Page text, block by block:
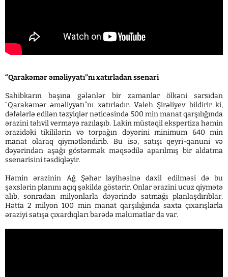
“Qarakəmər əməliyyatı”nı xatırladan ssenari
Sahibkarın başına gələnlər bir zamanlar ölkəni sarsıdan
“Qarakəmər əməliyyatı”nı xatırladır. Valeh Şirəliyev bildirir ki,
dəfələrlə edilən təzyiqlər nəticəsində 500 min manat qarşılığında
ərazini təhvil verməyə razılaşıb. Lakin müstəqil ekspertiza həmin
ərazidəki tikililərin və torpağın dəyərini minimum 640 min
manat olaraq qiymətləndirib. Bu isə, satışı qeyri-qanuni və
dəyərindən aşağı göstərmək məqsədilə aparılmış bir aldatma
ssenarisini təsdiqləyir.
Həmin ərazinin Ağ Şəhər layihəsinə daxil edilməsi də bu
şəxslərin planını açıq şəkildə göstərir. Onlar ərazini ucuz qiymətə
alıb, sonradan milyonlarla dəyərində satmağı planlaşdırıblar.
Hətta 2 milyon 100 min manat qarşılığında saxta çıxarışlarla
əraziyi satışa çıxardıqları barədə məlumatlar da var.